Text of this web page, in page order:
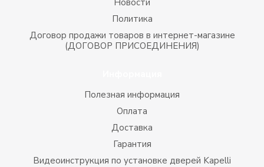
Новости
Политика
Договор продажи товаров в интернет-магазине
(ДОГОВОР ПРИСОЕДИНЕНИЯ)
Полезная информация
Оплата
Доставка
Гарантия
Видеоинструкция по установке дверей Kapelli